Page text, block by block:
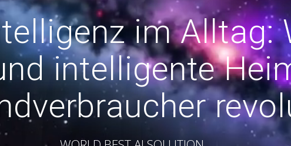
im Alltag:
intelligente